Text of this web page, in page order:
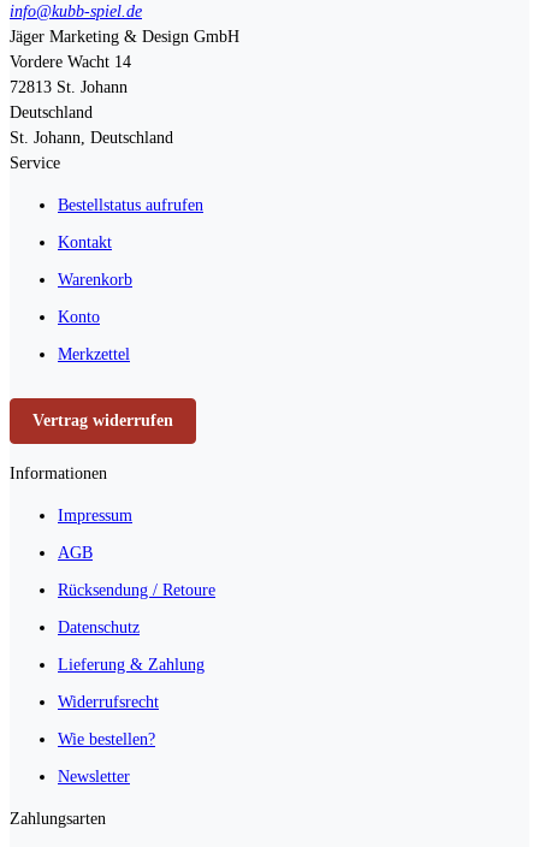
info@kubb-spiel.de
Jäger Marketing & Design GmbH
Vordere Wacht 14
72813 St. Johann
Deutschland
St. Johann, Deutschland
Service
Bestellstatus aufrufen
Kontakt
Warenkorb
Konto
Merkzettel
Vertrag widerrufen
Informationen
Impressum
AGB
Rücksendung / Retoure
Datenschutz
Lieferung & Zahlung
Widerrufsrecht
Wie bestellen?
Newsletter
Zahlungsarten